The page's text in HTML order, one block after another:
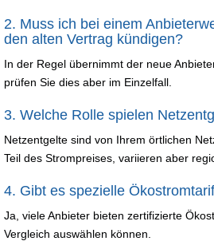
2. Muss ich bei einem
den alten Vertrag kündigen?
In der Regel übernimmt der neue
prüfen Sie dies aber im Einzelfall.
3. Welche Rolle spielen
Netzentgelte sind von Ihrem örtlichen
Teil des Strompreises, variieren aber
4. Gibt es spezielle
Ja, viele Anbieter bieten zertifizierte
Vergleich auswählen können.